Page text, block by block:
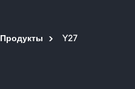
Продукты Y27